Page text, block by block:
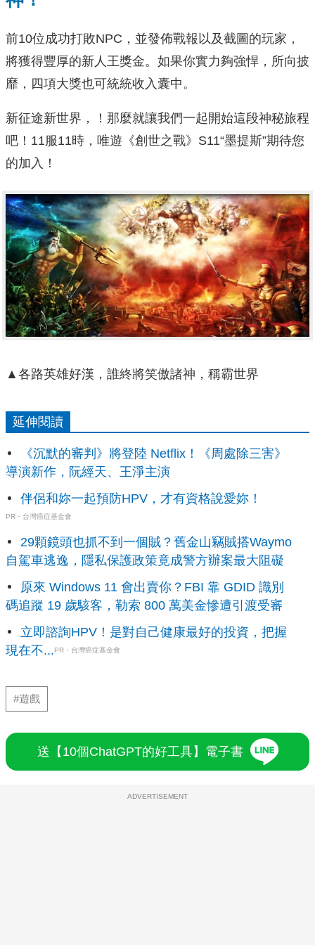
前10位成功打敗NPC，並發佈戰報以及截圖的玩家，
將獲得豐厚的新人王獎金。如果你實力夠強悍，所向披
靡，四項大獎也可統統收入囊中。
新征途新世界，！那麼就讓我們一起開始這段神秘旅程
吧！11服11時，唯遊《創世之戰》S11“墨提斯”期待您
的加入！
▲各路英雄好漢，誰終將笑傲諸神，稱霸世界
延伸閱讀
《沉默的審判》將登陸 Netflix！《周處除三害》
導演新作，阮經天、王淨主演
伴侶和妳一起預防HPV，才有資格說愛妳！
PR・台灣癌症基金會
29顆鏡頭也抓不到一個賊？舊金山竊賊搭Waymo
自駕車逃逸，隱私保護政策竟成警方辦案最大阻礙
原來 Windows 11 會出賣你？FBI 靠 GDID 識別
碼追蹤 19 歲駭客，勒索 800 萬美金慘遭引渡受審
立即諮詢HPV！是對自己健康最好的投資，把握
現在不...PR・台灣癌症基金會
#遊戲
送【10個ChatGPT的好工具】電子書
ADVERTISEMENT